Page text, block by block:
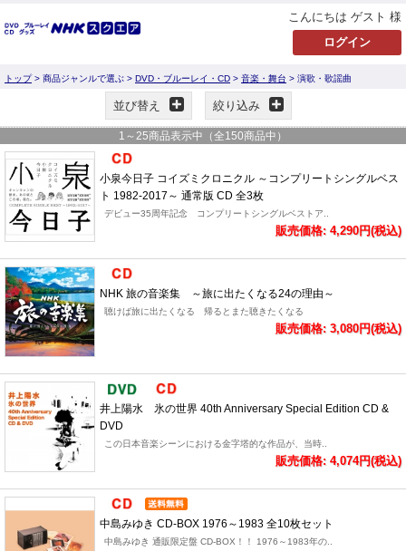
こんにちは ゲスト 様
トップ> 商品ジャンルで選ぶ > DVD・ブルーレイ・CD > 音楽・舞台 > 演歌・歌謡曲
並び替え 絞り込み
1 ～ 25商品表示中（全150商品中）
小泉今日子 コイズミクロニクル ～コンプリートシングルベス
ト 1982-2017～ 通常版 CD 全3枚
デビュー35周年記念 コンプリートシングルベストア..
販売価格: 4,290円(税込)
NHK 旅の音楽集 ～旅に出たくなる24の理由～
聴けば旅に出たくなる 帰るとまた聴きたくなる
販売価格: 3,080円(税込)
井上陽水 氷の世界 40th Anniversary Special Edition CD &
DVD
この日本音楽シーンにおける金字塔的な作品が、当時..
販売価格: 4,074円(税込)
中島みゆき CD-BOX 1976～1983 全10枚セット
中島みゆき 通販限定盤 CD-BOX！！ 1976～1983年の..